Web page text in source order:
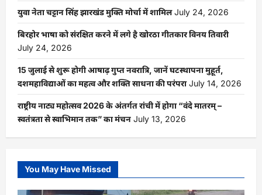
युवा नेता चट्टान सिंह झारखंड मुक्ति मोर्चा में शामिल July 24, 2026
बिरहोर भाषा को संरक्षित करने में लगे है खोरठा गीतकार विनय तिवारी
July 24, 2026
15 जुलाई से शुरू होगी आषाढ़ गुप्त नवरात्रि, जानें घटस्थापना मुहूर्त,
दशमहाविद्याओं का महत्व और शक्ति साधना की परंपरा July 14, 2026
राष्ट्रीय नाट्य महोत्सव 2026 के अंतर्गत रांची में होगा “वंदे मातरम् –
स्वतंत्रता से स्वाभिमान तक” का मंचन July 13, 2026
You May Have Missed